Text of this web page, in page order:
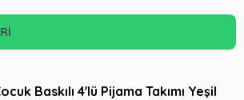
Baskılı 4'lü Pijama Takımı Yeşil